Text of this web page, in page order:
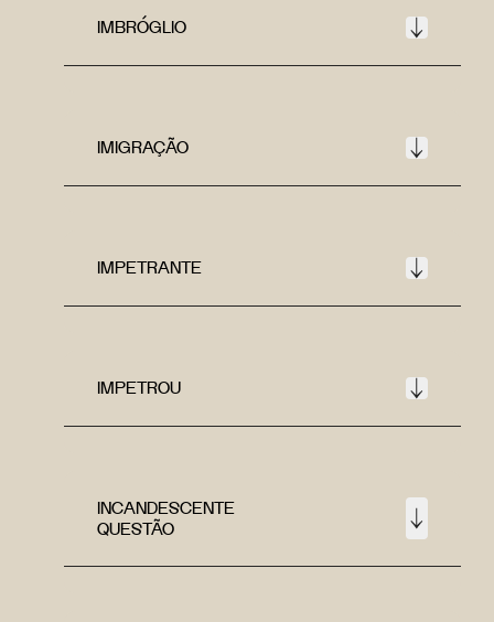
IMBRÓGLIO
IMIGRAÇÃO
IMPETRANTE
IMPETROU
INCANDESCENTE
QUESTÃO